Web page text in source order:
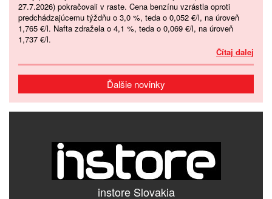
27.7.2026) pokračovali v raste. Cena benzínu vzrástla oproti
predchádzajúcemu týždňu o 3,0 %, teda o 0,052 €/l, na úroveň
1,765 €/l. Nafta zdražela o 4,1 %, teda o 0,069 €/l, na úroveň
1,737 €/l.
Čítaj dalej
Ďalšie novinky
instore Slovakia